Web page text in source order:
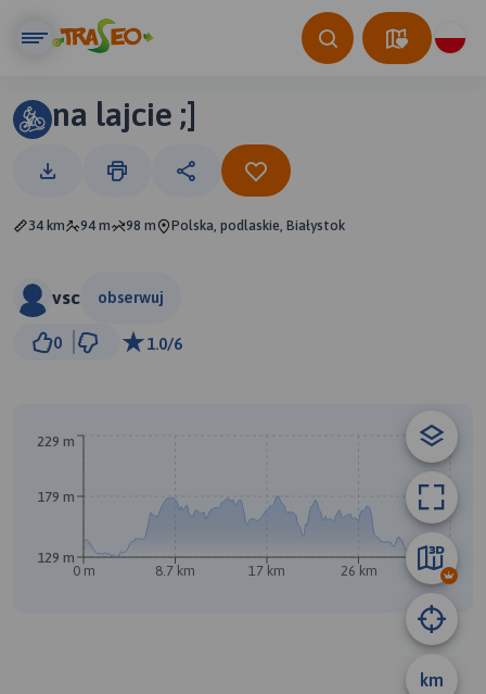
na lajcie ;]
34 km 94 m 98 m Polska, podlaskie, Białystok
vsc obserwuj
0 1.0/6
km
0 m 8.7 km 17 km 26 km 34 km
129 m
179 m
229 m